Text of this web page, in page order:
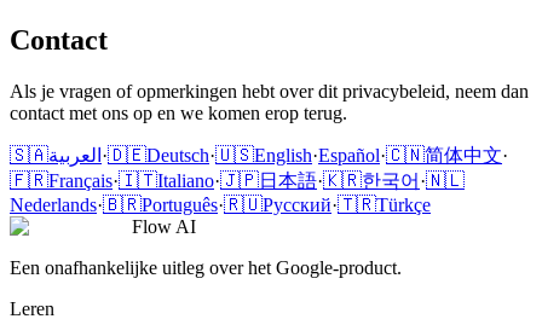
Contact
Als je vragen of opmerkingen hebt over dit privacybeleid, neem dan
contact met ons op en we komen erop terug.
🇸🇦العربية ·🇩🇪Deutsch·🇺🇸English·Español·🇨🇳简体中文·
🇫🇷Français·🇮🇹Italiano·🇯🇵日本語·🇰🇷한국어 ·🇳🇱
Nederlands·🇧🇷Português·🇷🇺Русский·🇹🇷Türkçe
Flow AI
Een onafhankelijke uitleg over het Google-product.
Leren